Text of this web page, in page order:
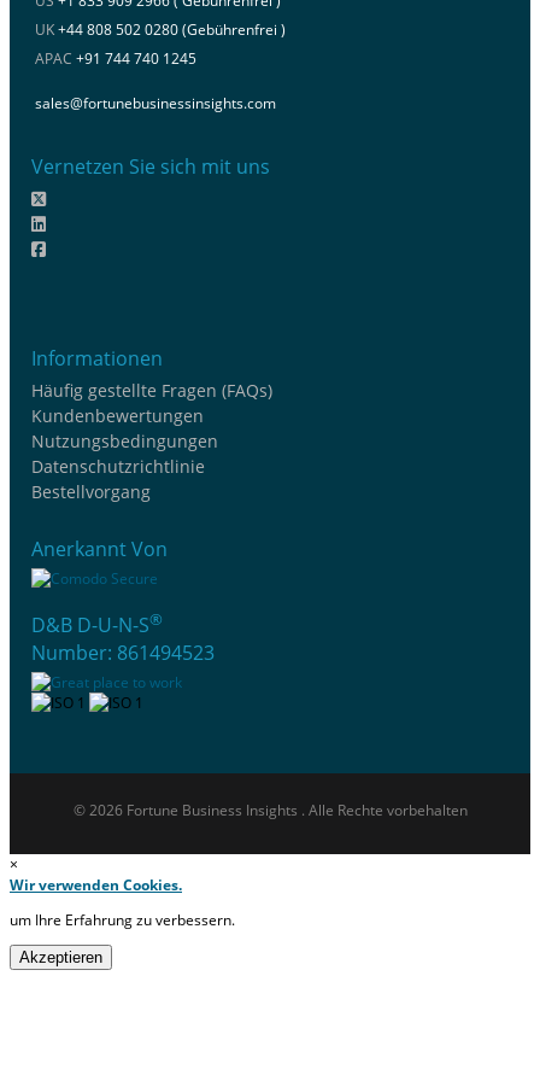
UK+44 808 502 0280 (Gebührenfrei )
APAC +91 744 740 1245
sales@fortunebusinessinsights.com
Vernetzen Sie sich mit uns
Informationen
Häufig gestellte Fragen (FAQs)
Kundenbewertungen
Nutzungsbedingungen
Datenschutzrichtlinie
Bestellvorgang
Anerkannt Von
D&B D-U-N-S®
Number: 861494523
© 2026 Fortune Business Insights . Alle Rechte vorbehalten
×
Wir verwenden Cookies.
um Ihre Erfahrung zu verbessern.
Akzeptieren